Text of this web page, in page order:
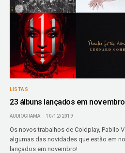
LISTAS
23 álbuns lançados em
AUDIOGRAMA 10/12/2019
Os novos trabalhos de Coldplay, Pabllo
algumas das novidades que estão em
lançados em novembro!